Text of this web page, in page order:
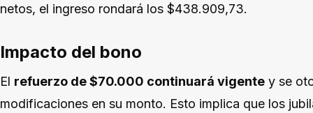
netos, el ingreso rondará los $438.909,73.
Impacto del bono
El refuerzo de $70.000 continuará vigente y se
modificaciones en su monto. Esto implica que los